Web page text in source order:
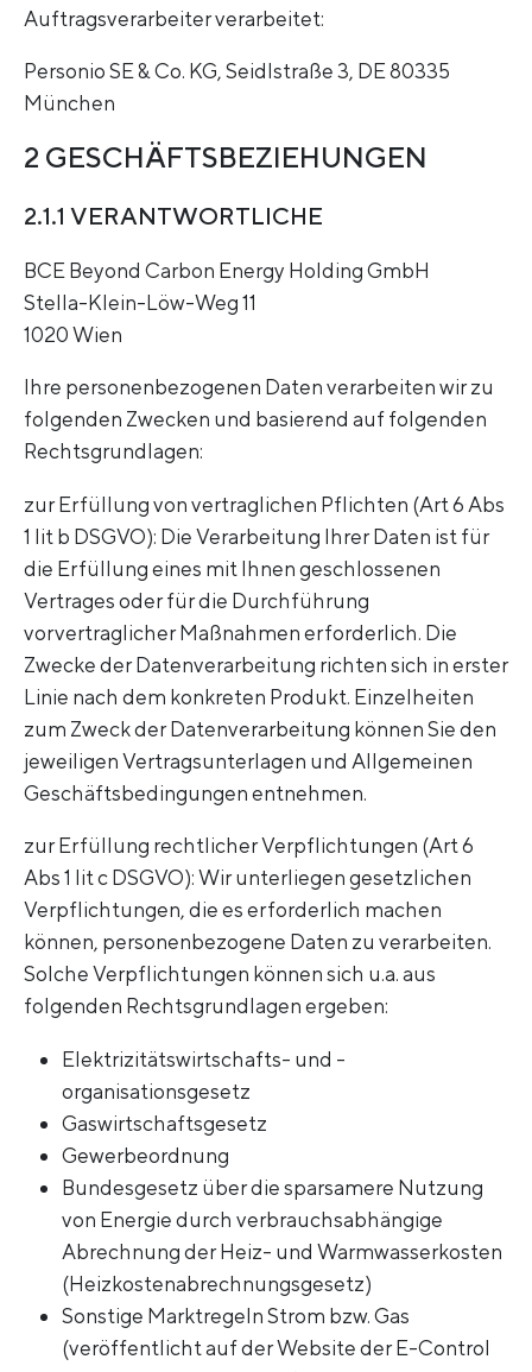
Auftragsverarbeiter verarbeitet:
Personio SE & Co. KG, Seidlstraße 3, DE 80335
München
2 GESCHÄFTSBEZIEHUNGEN
2.1.1 VERANTWORTLICHE
BCE Beyond Carbon Energy Holding GmbH
Stella-Klein-Löw-Weg 11
1020 Wien
Ihre personenbezogenen Daten verarbeiten wir zu
folgenden Zwecken und basierend auf folgenden
Rechtsgrundlagen:
zur Erfüllung von vertraglichen Pflichten (Art 6 Abs
1 lit b DSGVO): Die Verarbeitung Ihrer Daten ist für
die Erfüllung eines mit Ihnen geschlossenen
Vertrages oder für die Durchführung
vorvertraglicher Maßnahmen erforderlich. Die
Zwecke der Datenverarbeitung richten sich in erster
Linie nach dem konkreten Produkt. Einzelheiten
zum Zweck der Datenverarbeitung können Sie den
jeweiligen Vertragsunterlagen und Allgemeinen
Geschäftsbedingungen entnehmen.
zur Erfüllung rechtlicher Verpflichtungen (Art 6
Abs 1 lit c DSGVO): Wir unterliegen gesetzlichen
Verpflichtungen, die es erforderlich machen
können, personenbezogene Daten zu verarbeiten.
Solche Verpflichtungen können sich u.a. aus
folgenden Rechtsgrundlagen ergeben:
Elektrizitätswirtschafts- und -
organisationsgesetz
Gaswirtschaftsgesetz
Gewerbeordnung
Bundesgesetz über die sparsamere Nutzung
von Energie durch verbrauchsabhängige
Abrechnung der Heiz- und Warmwasserkosten
(Heizkostenabrechnungsgesetz)
Sonstige Marktregeln Strom bzw. Gas
(veröffentlicht auf der Website der E-Control